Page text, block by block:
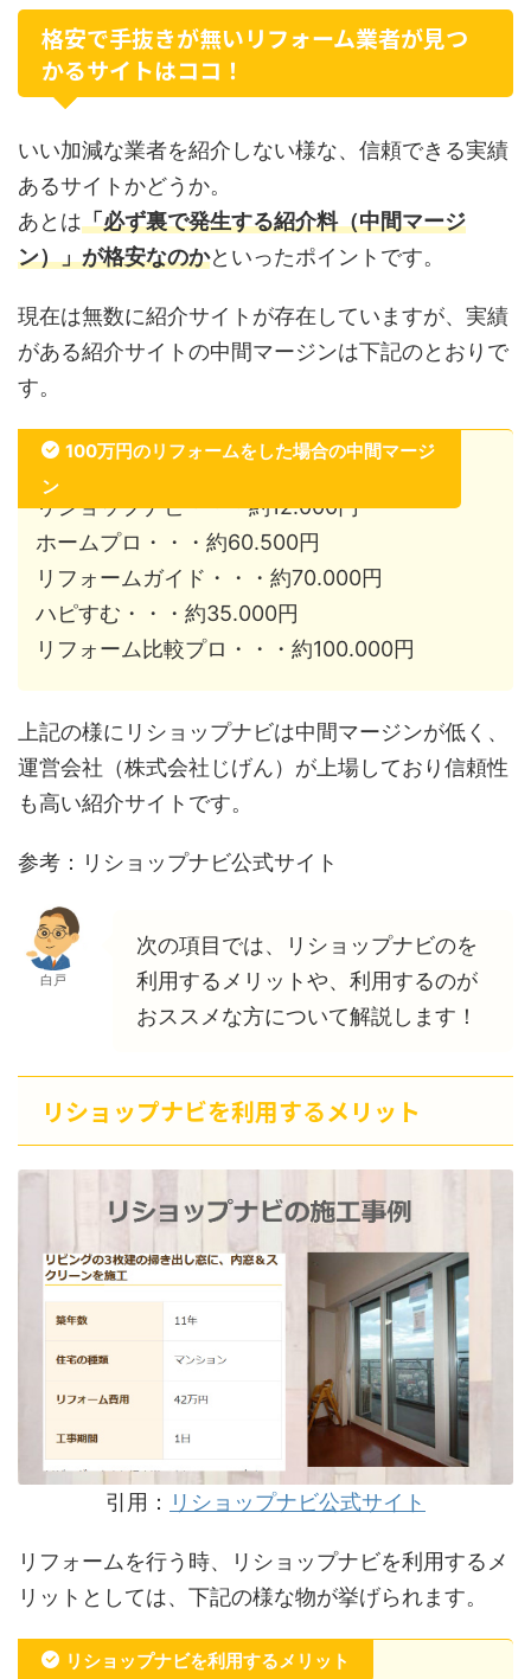
格安で手抜きが無いリフォーム業者が見つ
かるサイトはココ！
いい加減な業者を紹介しない様な、信頼できる実績
あるサイトかどうか。
あとは「必ず裏で発生する紹介料（中間マージ
ン）」が格安なのかといったポイントです。
現在は無数に紹介サイトが存在していますが、実績
がある紹介サイトの中間マージンは下記のとおりで
す。
100万円のリフォームをした場合の中間マージ
ン
リショップナビ・・・約12.000円
ホームプロ・・・約60.500円
リフォームガイド・・・約70.000円
ハピすむ・・・約35.000円
リフォーム比較プロ・・・約100.000円
上記の様にリショップナビは中間マージンが低く、
運営会社（株式会社じげん）が上場しており信頼性
も高い紹介サイトです。
参考：リショップナビ公式サイト
白戸
次の項目では、リショップナビのを
利用するメリットや、利用するのが
おススメな方について解説します！
リショップナビを利用するメリット
引用： リショップナビ公式サイト
リフォームを行う時、リショップナビを利用するメ
リットとしては、下記の様な物が挙げられます。
リショップナビを利用するメリット